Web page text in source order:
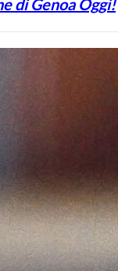
di Genoa Oggi!